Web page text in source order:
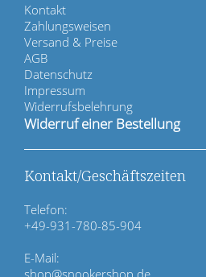
N
a
v
i
g
a
t
i
n
ü
b
e
r
p
r
Kontakt
Zahlungsweisen
Versand & Preise
AGB
Datenschutz
Impressum
Widerrufsbelehrung
Widerruf einer Bestellung
Kontakt/Geschäftszeiten
Telefon:
+49-931-780-85-904
E-Mail: